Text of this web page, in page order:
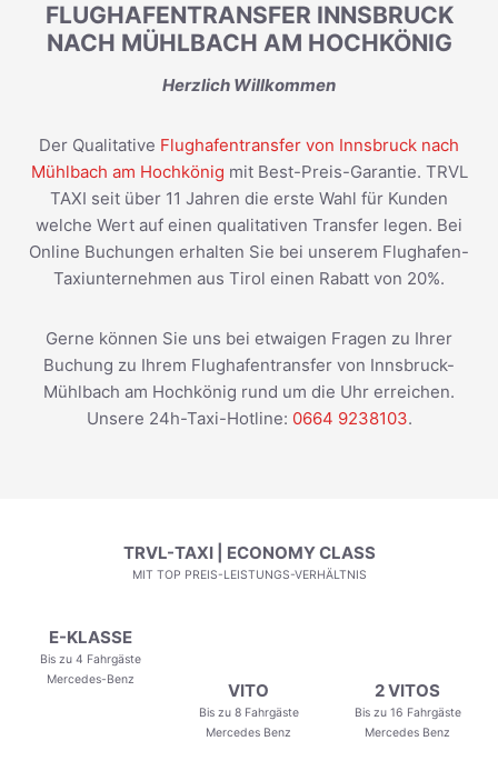
FLUGHAFENTRANSFER INNSBRUCK
NACH MÜHLBACH AM HOCHKÖNIG
Herzlich Willkommen
Der Qualitative Flughafentransfer von Innsbruck nach
Mühlbach am Hochkönig mit Best-Preis-Garantie. TRVL
TAXI seit über 11 Jahren die erste Wahl für Kunden
welche Wert auf einen qualitativen Transfer legen. Bei
Online Buchungen erhalten Sie bei unserem Flughafen-
Taxiunternehmen aus Tirol einen Rabatt von 20%.
Gerne können Sie uns bei etwaigen Fragen zu Ihrer
Buchung zu Ihrem Flughafentransfer von Innsbruck-
Mühlbach am Hochkönig rund um die Uhr erreichen.
Unsere 24h-Taxi-Hotline: 0664 9238103.
TRVL-TAXI | ECONOMY CLASS
MIT TOP PREIS-LEISTUNGS-VERHÄLTNIS
E-KLASSE
Bis zu 4 Fahrgäste
Mercedes-Benz
VITO
Bis zu 8 Fahrgäste
Mercedes Benz
2 VITOS
Bis zu 16 Fahrgäste
Mercedes Benz